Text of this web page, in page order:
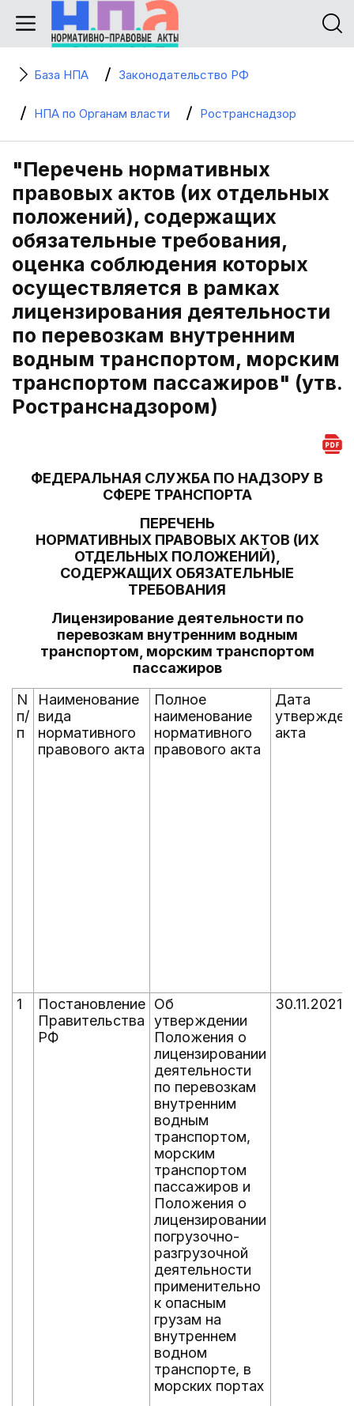
База НПА Законодательство РФ
НПА по Органам власти Ространснадзор
"Перечень нормативных
правовых актов (их отдельных
положений), содержащих
обязательные требования,
оценка соблюдения которых
осуществляется в рамках
лицензирования деятельности
по перевозкам внутренним
водным транспортом, морским
транспортом пассажиров" (утв.
Ространснадзором)
ФЕДЕРАЛЬНАЯ СЛУЖБА ПО НАДЗОРУ В
СФЕРЕ ТРАНСПОРТА
ПЕРЕЧЕНЬ
НОРМАТИВНЫХ ПРАВОВЫХ АКТОВ (ИХ
ОТДЕЛЬНЫХ ПОЛОЖЕНИЙ),
СОДЕРЖАЩИХ ОБЯЗАТЕЛЬНЫЕ
ТРЕБОВАНИЯ
Лицензирование деятельности по
перевозкам внутренним водным
транспортом, морским транспортом
пассажиров
N
п/
п
Наименование
вида
нормативного
правового акта
Полное
наименование
нормативного
правового акта
Дата
акта
1
Постановление
Правительства
РФ
Об
утверждении
Положения о
лицензировании
деятельности
по перевозкам
внутренним
водным
транспортом,
морским
транспортом
пассажиров и
Положения о
лицензировании
погрузочно-
разгрузочной
деятельности
применительно
к опасным
грузам на
внутреннем
водном
транспорте, в
морских портах
30.11.2021